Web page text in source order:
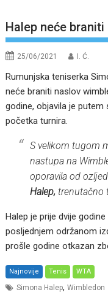
Halep neće
25/06/2021 I. Ć.
Rumunjska teniserka
neće braniti naslov
godine, objavila je
početka turnira.
S velikom tugom
nastupa na
oporavila od
Halep, trenutačno
Halep je prije dvije
posljednjem održanom
prošle godine otkazan
Najnovije Tenis WTA
Simona Halep,Wimbledon